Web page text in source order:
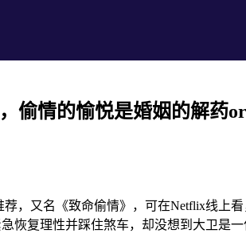
偷情的愉悦是婚姻的解药or
，又名《致命偷情》，可在Netflix线
恢复理性并踩住煞车，却没想到大卫是